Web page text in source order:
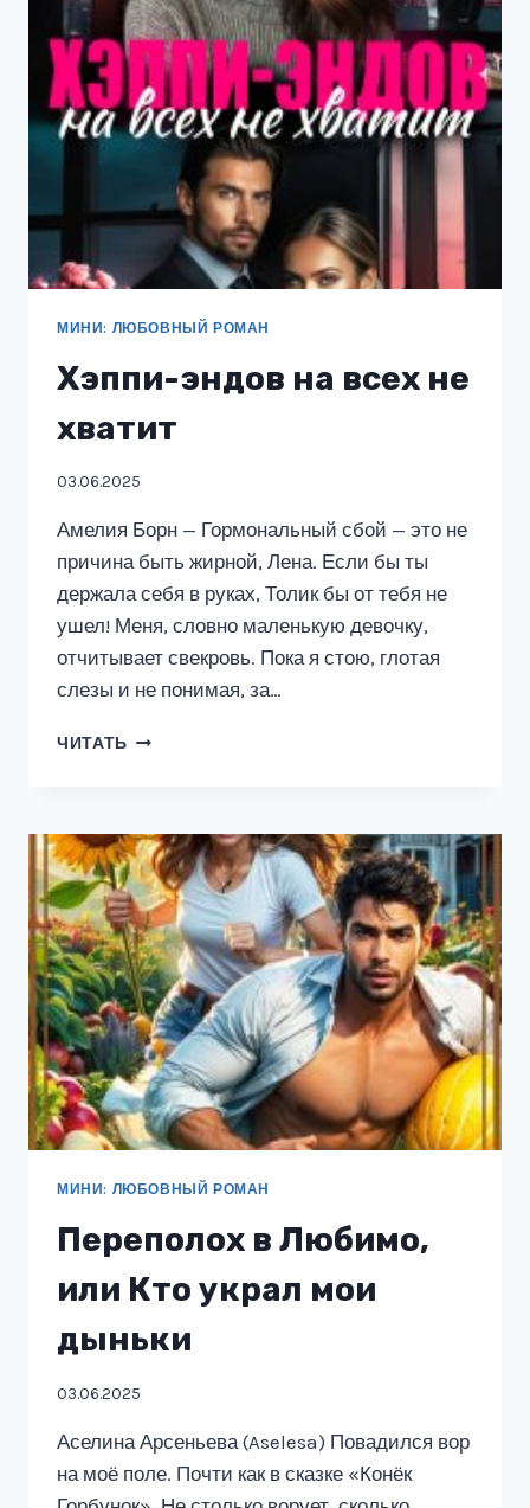
МИНИ: ЛЮБОВНЫЙ РОМАН
Хэппи-эндов на всех не
хватит
03.06.2025
Амелия Борн — Гормональный сбой — это не
причина быть жирной, Лена. Если бы ты
держала себя в руках, Толик бы от тебя не
ушел! Меня, словно маленькую девочку,
отчитывает свекровь. Пока я стою, глотая
слезы и не понимая, за…
ЧИТАТЬ ХЭППИ-
НЕ
ХВАТИТ
МИНИ: ЛЮБОВНЫЙ РОМАН
Переполох в Любимо,
или Кто украл мои
дыньки
03.06.2025
Аселина Арсеньева (Aselesa) Повадился вор
на моё поле. Почти как в сказке «Конёк